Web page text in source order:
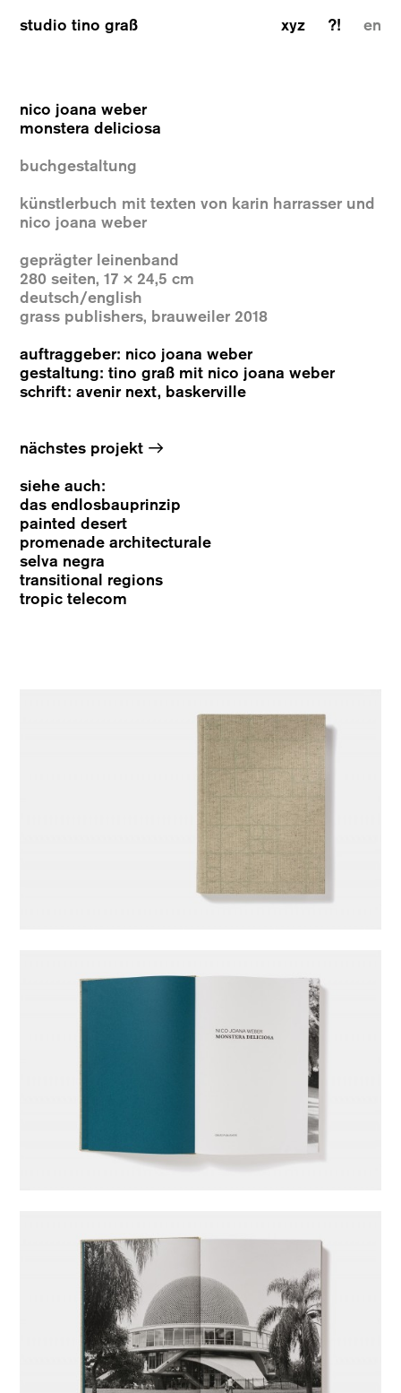
studio tino graß xyz ?! en
nico joana weber
monstera deliciosa
buchgestaltung
künstlerbuch mit texten von karin harrasser und
nico joana weber
geprägter leinenband
280 seiten, 17 × 24,5 cm
deutsch/english
grass publishers, brauweiler 2018
auftraggeber: nico joana weber
gestaltung: tino graß mit nico joana weber
schrift: avenir next, baskerville
nächstes projekt →
siehe auch:
das endlosbauprinzip
painted desert
promenade architecturale
selva negra
transitional regions
tropic telecom